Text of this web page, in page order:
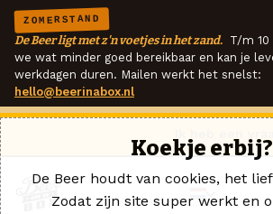
ZOMERSTAND
De Beer ligt met z'n voetjes in het zand. T/m 10
we wat minder goed bereikbaar en kan je
werkdagen duren. Mailen werkt het snelst:
hello@beerinabox.nl
Koekje erbij?
De Beer houdt van cookies, het
Zodat zijn site super werkt en